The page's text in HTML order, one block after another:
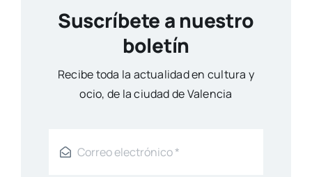
Suscríbete a nuestro
boletín
Reci­be toda la actua­li­dad en cul­tu­ra y
ocio, de la ciu­dad de Valen­cia